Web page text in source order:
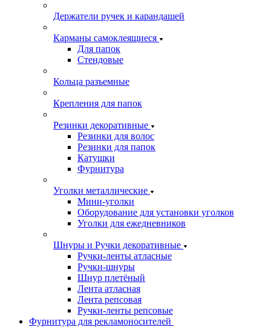
Держатели ручек и карандашей
Карманы самоклеящиеся
Для папок
Стендовые
Кольца разъемные
Крепления для папок
Резинки декоративные
Резинки для волос
Резинки для папок
Катушки
Фурнитура
Уголки металлические
Мини-уголки
Оборудование для установки уголков
Уголки для ежедневников
Шнуры и Ручки декоративные
Ручки-ленты атласные
Ручки-шнуры
Шнур плетёный
Лента атласная
Лента репсовая
Ручки-ленты репсовые
Фурнитура для рекламоносителей